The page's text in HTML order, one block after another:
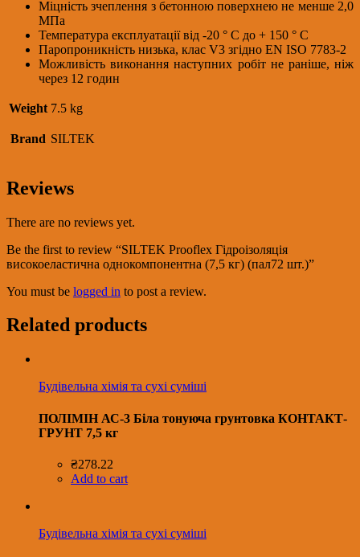
Міцність зчеплення з бетонною поверхнею не менше 2,0
МПа
Температура експлуатації від -20 ° С до + 150 ° С
Паропроникність низька, клас V3 згідно EN ISO 7783-2
Можливість виконання наступних робіт не раніше, ніж
через 12 годин
Weight 7.5 kg
Brand SILTEK
Reviews
There are no reviews yet.
Be the first to review “SILTEK Prooflex Гідроізоляція
високоеластична однокомпонентна (7,5 кг) (пал72 шт.)”
You must be logged in to post a review.
Related products
Будівельна хімія та сухі суміші
ПОЛІМІН АС-3 Біла тонуюча грунтовка КОНТАКТ-
ГРУНТ 7,5 кг
₴278.22
Add to cart
Будівельна хімія та сухі суміші